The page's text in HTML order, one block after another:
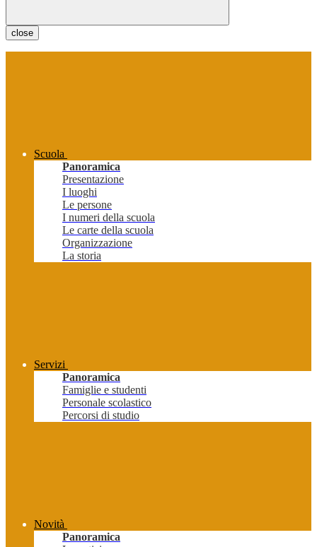
close
Scuola
Panoramica
Presentazione
I luoghi
Le persone
I numeri della scuola
Le carte della scuola
Organizzazione
La storia
Servizi
Panoramica
Famiglie e studenti
Personale scolastico
Percorsi di studio
Novità
Panoramica